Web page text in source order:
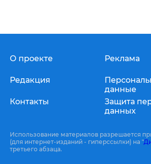
О проекте
Редакция
Контакты
Реклама
данные
Защита
данных
Использование материалов разрешается
(для интернет-изданий - гиперссылки) на "
третьего абзаца.